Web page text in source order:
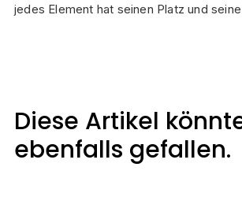
jedes Element hat seinen Platz und
Diese Artikel
ebenfalls gefallen.